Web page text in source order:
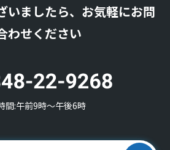
いましたら、お気軽にお問
わせください
間:午前9時〜午後6時